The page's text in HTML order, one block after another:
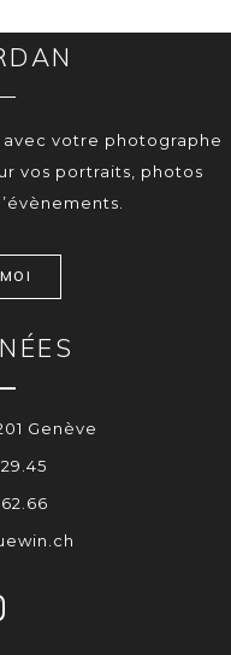
avec votre photographe
vos portraits, photos
Genève